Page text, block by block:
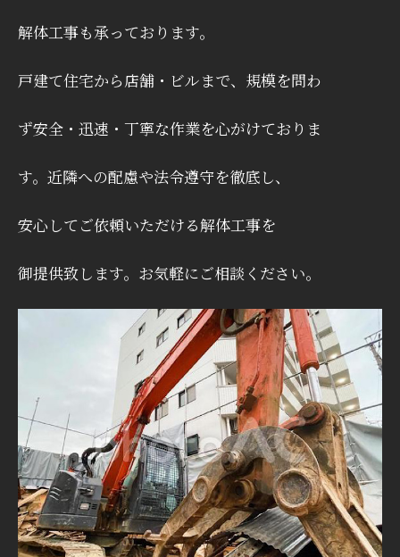
解体工事も承っております。
戸建て住宅から店舗・ビルまで、規模を問わ
ず安全・迅速・丁寧な作業を心がけておりま
す。近隣への配慮や法令遵守を徹底し、
安心 してご依頼いただける解体工事を
御提供致します。お気軽にご相談ください。